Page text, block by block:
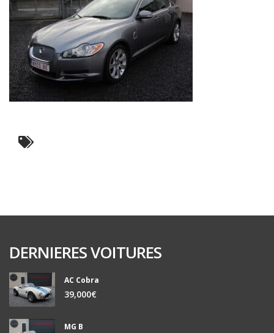
DERNIERES VOITURES
AC Cobra
39,000€
MG B